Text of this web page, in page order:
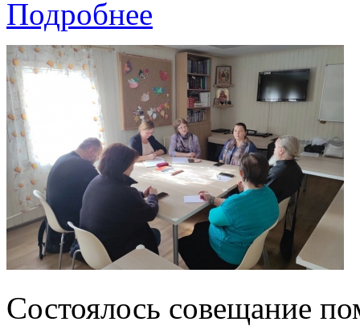
Подробнее
Состоялось совещание